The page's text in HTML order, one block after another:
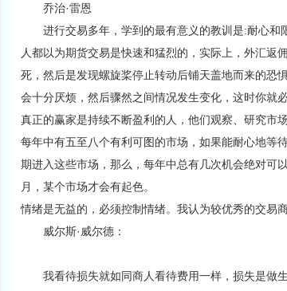
乔治·雷恩
进行交易多年，学到的最有意义的教训是:耐心和
人都以为期货交易是快速和猛烈的，实际上，外汇返
死，然后是发现螺旋桨停止转动后铺天盖地而来的恐
会十分厌烦，然后骤然之间情况发生变化，这时你就
真正的赢家是持续不断盈利的人，他们观察、研究市
每年中有五至八个有利可图的市场，如果能耐心地等
期进入这些市场，那么，每年中总有几次机会绝对可
月，某个市场才会有起色。
情绪是无益的，必须控制情绪。我认为较优秀的交易
威尔斯·威尔德：
我看待损失就如同商人看待费用一样，损失是做